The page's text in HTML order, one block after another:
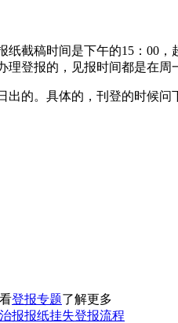
截稿时间是下午的15：00，
登报的，见报时间都是在
的。具体的，刊登的时候问
登报专题了解更多
报报纸挂失登报流程